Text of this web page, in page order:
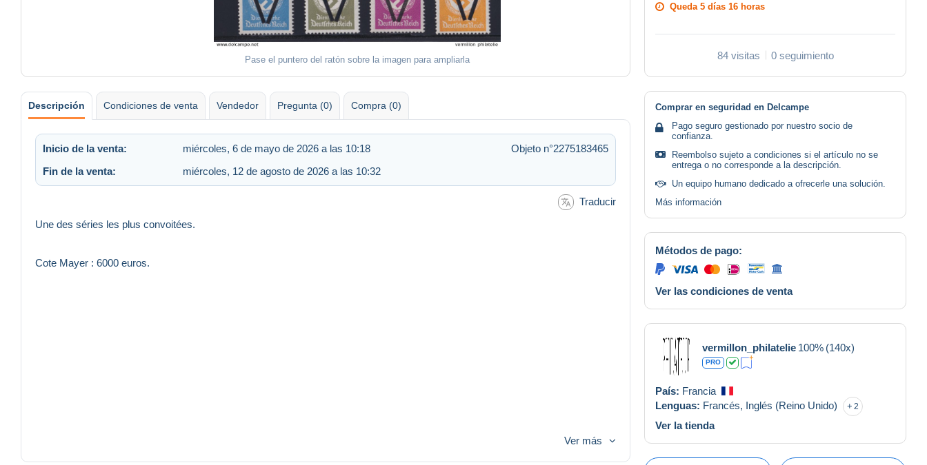
Pase el puntero del ratón sobre la imagen para ampliarla
Queda 5 días 16 horas
84 visitas 0 seguimiento
Descripción Condiciones de venta Vendedor Pregunta (0) Compra (0)
Inicio de la venta: miércoles, 6 de mayo de 2026 a las 10:18
Objeto n°2275183465
Fin de la venta:
miércoles, 12 de agosto de 2026 a las 10:32
Traducir
Une des séries les plus convoitées.
Cote Mayer : 6000 euros.
Ver más
Comprar en seguridad en Delcampe
Pago seguro gestionado por nuestro socio de
confianza.
Reembolso sujeto a condiciones si el artículo no se
entrega o no corresponde a la descripción.
Un equipo humano dedicado a ofrecerle una solución.
Más información
Métodos de pago:
Ver las condiciones de venta
vermillon_philatelie 100% (140x)
PRO
País: Francia
Lenguas: Francés, Inglés (Reino Unido) 2
Ver la tienda